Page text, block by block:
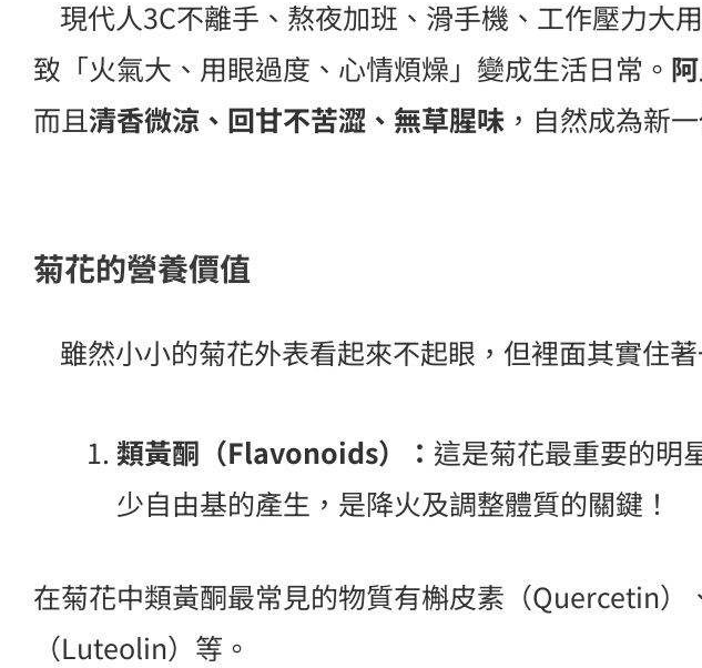
現代人3C不離手、熬夜加班、滑手機、工作壓力大
致「火氣大、用眼過度、心情煩燥」變成生活日常。
而且清香微涼、回甘不苦澀、無草腥味 ，自然成為新
菊花的營養價值
雖然小小的菊花外表看起來不起眼，但裡面其實住
類黃酮（Flavonoids）： 這是菊花最重要的明
少自由基的產生，是降火及調整體質的關鍵！
在菊花中類黃酮最常見的物質有槲皮素（Quercetin
（Luteolin）等。